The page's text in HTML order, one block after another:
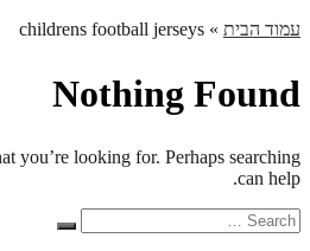
עמוד הבית »
childrens football jerseys
Nothing Found
you’re looking for. Perhaps searching
can help.
Search
for:
Search